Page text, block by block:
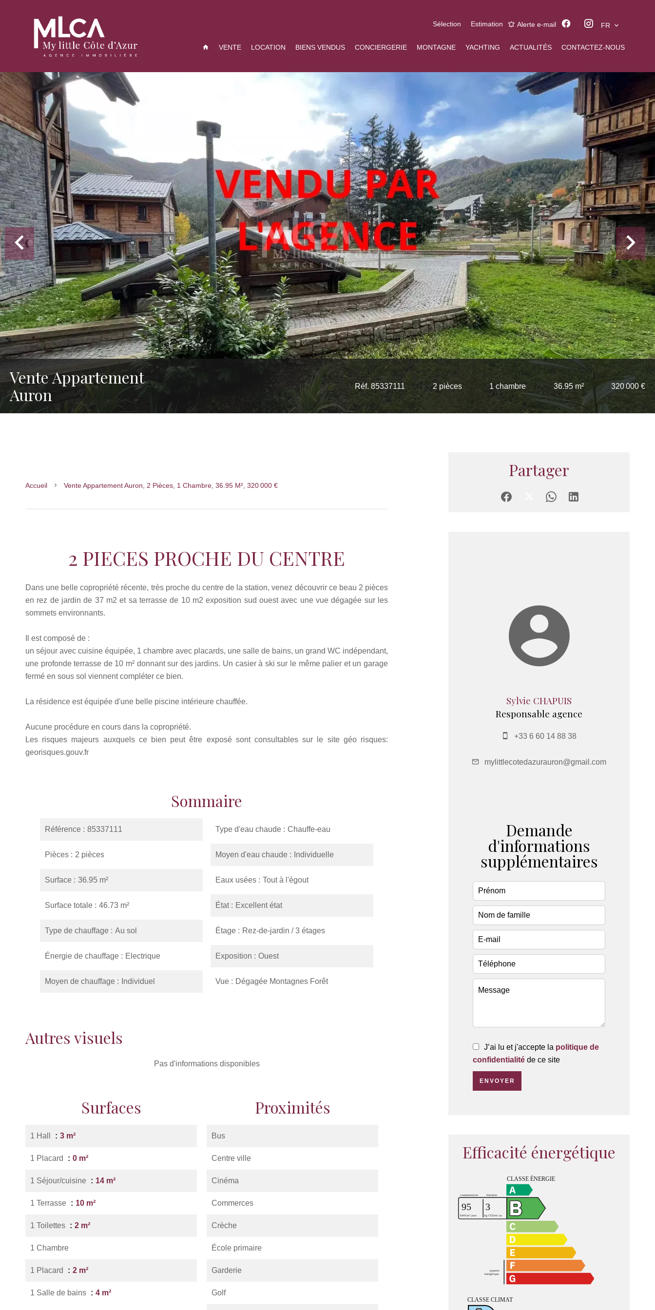
Sélection Estimation Alerte e-mail FR
VENTE LOCATION BIENS VENDUS CONCIERGERIE MONTAGNE YACHTING ACTUALITÉS CONTACTEZ-NOUS
Vente Appartement
Auron
Réf. 85337111 2 pièces 1 chambre 36.95 m² 320 000 €
Accueil Vente Appartement Auron, 2 Pièces, 1 Chambre, 36.95 M², 320 000 €
2 PIECES PROCHE DU CENTRE
Dans une belle copropriété récente, très proche du centre de la station, venez découvrir ce beau 2 pièces
en rez de jardin de 37 m2 et sa terrasse de 10 m2 exposition sud ouest avec une vue dégagée sur les
sommets environnants.
Il est composé de :
un séjour avec cuisine équipée, 1 chambre avec placards, une salle de bains, un grand WC indépendant,
une profonde terrasse de 10 m² donnant sur des jardins. Un casier à ski sur le même palier et un garage
fermé en sous sol viennent compléter ce bien.
La résidence est équipée d'une belle piscine intérieure chauffée.
Aucune procédure en cours dans la copropriété.
Les risques majeurs auxquels ce bien peut être exposé sont consultables sur le site géo risques:
georisques.gouv.fr
Sommaire
Référence 85337111
Pièces 2 pièces
Surface 36.95 m²
Surface totale 46.73 m²
Type de chauffage Au sol
Énergie de chauffage Electrique
Moyen de chauffage Individuel
Type d'eau chaude Chauffe-eau
Moyen d'eau chaude Individuelle
Eaux usées Tout à l'égout
État Excellent état
Étage Rez-de-jardin / 3 étages
Exposition Ouest
Vue Dégagée Montagnes Forêt
Autres visuels
Pas d'informations disponibles
Surfaces
1 Hall 3 m²
1 Placard 0 m²
1 Séjour/cuisine 14 m²
1 Terrasse 10 m²
1 Toilettes 2 m²
1 Chambre
1 Placard 2 m²
1 Salle de bains 4 m²
Proximités
Bus
Centre ville
Cinéma
Commerces
Crèche
École primaire
Garderie
Golf
Partager
Sylvie CHAPUIS
Responsable agence
+33 6 60 14 88 38
mylittlecotedazurauron@gmail.com
Demande
d'informations
supplémentaires
J’ai lu et j'accepte la politique de
confidentialité de ce site
ENVOYER
Efficacité énergétique